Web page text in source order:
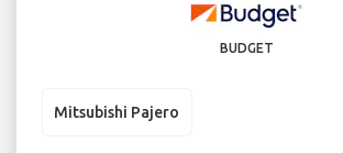
BUDGET
Mitsubishi Pajero